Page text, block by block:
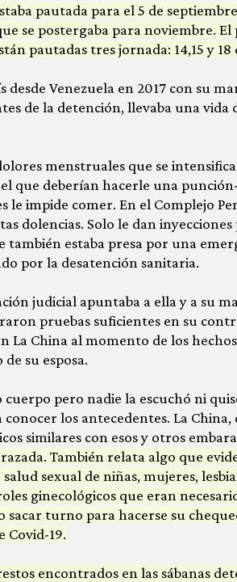
pautada para el 5 de
se postergaba para noviembre.
pautadas tres jornada: 14,15 y 18
Venezuela en 2017 con su
de la detención, llevaba una vida
menstruales que se
que deberían hacerle una
le impide comer. En el Complejo
dolencias. Solo le dan
también estaba presa por una
por la desatención sanitaria.
judicial apuntaba a ella y a su
pruebas suficientes en su
China al momento de los
su esposa.
pero nadie la escuchó ni
los antecedentes. La China,
similares con esos y otros
También relata algo que
sexual de niñas, mujeres,
ginecológicos que eran
turno para hacerse su
Covid-19.
encontrados en las sábanas